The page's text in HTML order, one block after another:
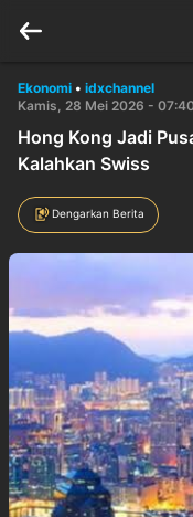
Ekonomi • idxchannel
Kamis, 28 Mei 2026 -
Hong Kong Jadi
Kalahkan Swiss
Dengarkan Berita